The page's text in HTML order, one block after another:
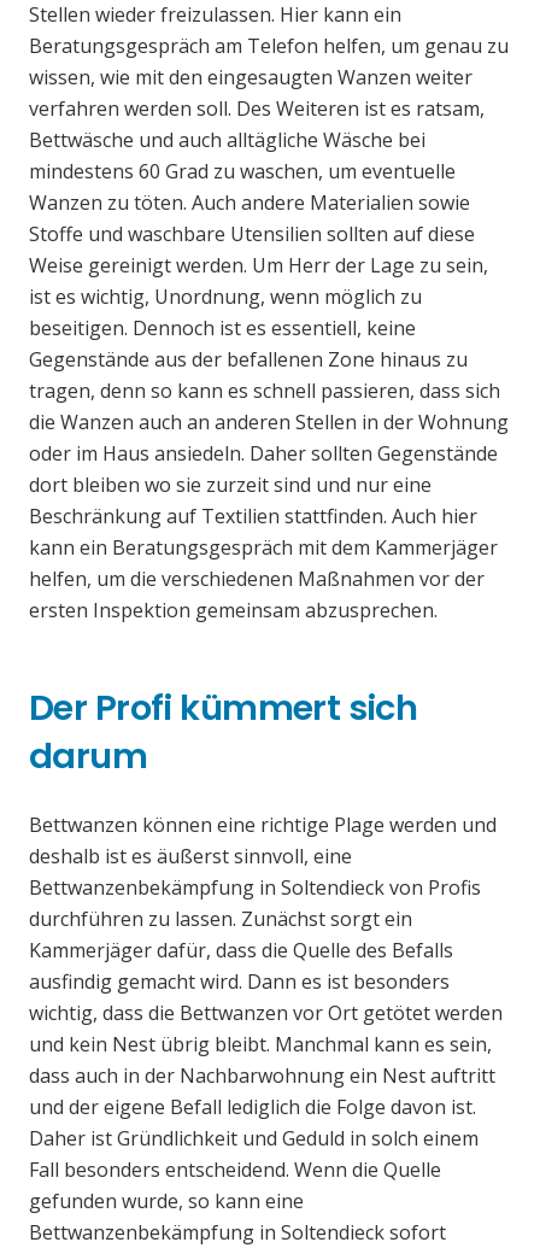
Stellen wieder freizulassen. Hier kann ein
Beratungsgespräch am Telefon helfen, um genau zu
wissen, wie mit den eingesaugten Wanzen weiter
verfahren werden soll. Des Weiteren ist es ratsam,
Bettwäsche und auch alltägliche Wäsche bei
mindestens 60 Grad zu waschen, um eventuelle
Wanzen zu töten. Auch andere Materialien sowie
Stoffe und waschbare Utensilien sollten auf diese
Weise gereinigt werden. Um Herr der Lage zu sein,
ist es wichtig, Unordnung, wenn möglich zu
beseitigen. Dennoch ist es essentiell, keine
Gegenstände aus der befallenen Zone hinaus zu
tragen, denn so kann es schnell passieren, dass sich
die Wanzen auch an anderen Stellen in der Wohnung
oder im Haus ansiedeln. Daher sollten Gegenstände
dort bleiben wo sie zurzeit sind und nur eine
Beschränkung auf Textilien stattfinden. Auch hier
kann ein Beratungsgespräch mit dem Kammerjäger
helfen, um die verschiedenen Maßnahmen vor der
ersten Inspektion gemeinsam abzusprechen.
Der Profi kümmert sich
darum
Bettwanzen können eine richtige Plage werden und
deshalb ist es äußerst sinnvoll, eine
Bettwanzenbekämpfung in Soltendieck von Profis
durchführen zu lassen. Zunächst sorgt ein
Kammerjäger dafür, dass die Quelle des Befalls
ausfindig gemacht wird. Dann es ist besonders
wichtig, dass die Bettwanzen vor Ort getötet werden
und kein Nest übrig bleibt. Manchmal kann es sein,
dass auch in der Nachbarwohnung ein Nest auftritt
und der eigene Befall lediglich die Folge davon ist.
Daher ist Gründlichkeit und Geduld in solch einem
Fall besonders entscheidend. Wenn die Quelle
gefunden wurde, so kann eine
Bettwanzenbekämpfung in Soltendieck sofort